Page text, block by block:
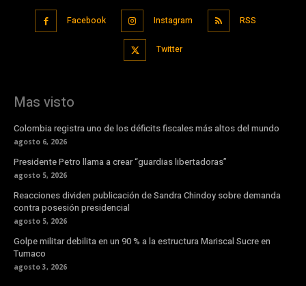
Facebook Instagram RSS
Twitter
Mas visto
Colombia registra uno de los déficits fiscales más altos del mundo
agosto 6, 2026
Presidente Petro llama a crear “guardias libertadoras”
agosto 5, 2026
Reacciones dividen publicación de Sandra Chindoy sobre demanda
contra posesión presidencial
agosto 5, 2026
Golpe militar debilita en un 90 % a la estructura Mariscal Sucre en
Tumaco
agosto 3, 2026